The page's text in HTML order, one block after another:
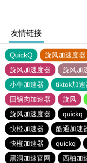
友情链接
QuickQ 旋风加速度器
旋风加速度器
旋风加
小牛加速器
tiktok加速
回锅肉加速器
旋风
旋风加速度器
quickq
快橙加速器
酷通加速
快橙加速器
quickq
黑洞加速官网
西柚加